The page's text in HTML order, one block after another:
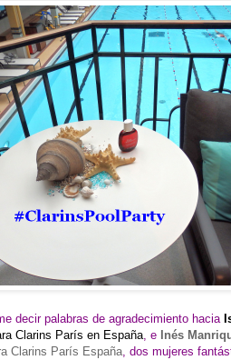
decir palabras de agradecimiento hacia
Clarins París en España, e Inés
Clarins París España, dos mujeres